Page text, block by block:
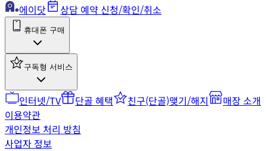
에이닷
상담 예약 신청/확인/취소
휴대폰 구매
구독형 서비스
인터넷/TV 단골 혜택 친구(단골)맺기/해지
매장 소개
이용약관
개인정보 처리 방침
사업자 정보